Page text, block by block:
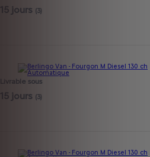
15 jours (3)
Livrable sous
15 jours (3)